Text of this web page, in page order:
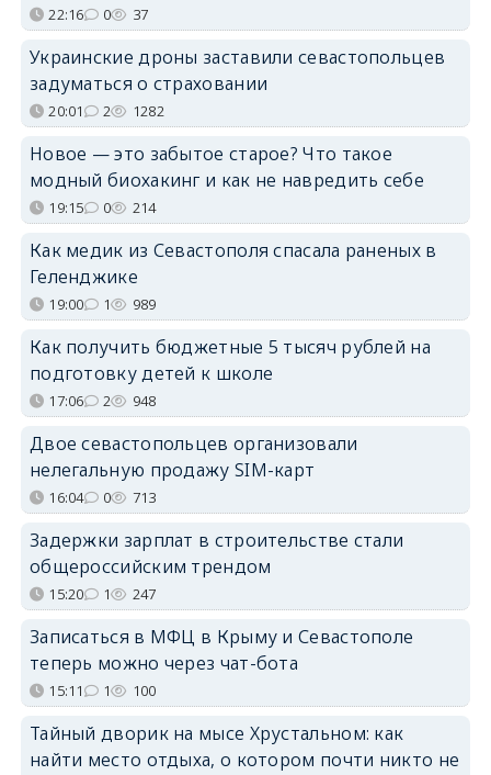
22:16 0 37
Украинские дроны заставили севастопольцев
задуматься о страховании
20:01 2 1282
Новое — это забытое старое? Что такое
модный биохакинг и как не навредить себе
19:15 0 214
Как медик из Севастополя спасала раненых в
Геленджике
19:00 1 989
Как получить бюджетные 5 тысяч рублей на
подготовку детей к школе
17:06 2 948
Двое севастопольцев организовали
нелегальную продажу SIM-карт
16:04 0 713
Задержки зарплат в строительстве стали
общероссийским трендом
15:20 1 247
Записаться в МФЦ в Крыму и Севастополе
теперь можно через чат-бота
15:11 1 100
Тайный дворик на мысе Хрустальном: как
найти место отдыха, о котором почти никто не